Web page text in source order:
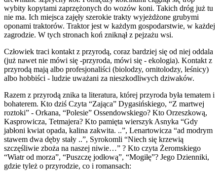
wybity kopytami zaprzężonych do wozów koni. Takich dróg już tu
nie ma. Ich miejsca zajęły szerokie trakty wyjeżdżone grubymi
oponami traktorów. Traktor jest w każdym gospodarstwie, w każdej
zagrodzie. W tych stronach koń zniknął z pejzażu wsi.
Człowiek traci kontakt z przyrodą, coraz bardziej się od niej oddala
(już nawet nie mówi się -przyroda, mówi się - ekologia). Kontakt z
przyrodą mają albo profesjonaliści (biolodzy, ornitolodzy, leśnicy)
albo hobbiści - ludzie uważani za nieszkodliwych dziwaków.
Razem z przyrodą znika ta literatura, której przyroda była tematem i
bohaterem. Kto dziś Czyta “Zająca” Dygasińskiego, “Z martwej
roztoki” - Orkana, “Polesie” Ossendowskiego? Kto Orzeszkową,
Kasprowicza, Tetmajera? Kto pamięta wierszyk Asnyka “Gdy
jabłoni kwiat opada, kalina zakwita. ..”, Lenartowicza “ad modrym
stawem dwa dęby stały ..”, Syrokomli “Niech się krzewią
szczęśliwie zboża na naszej niwie…” ? Kto czyta Żeromskiego
“Wiatr od morza”, “Puszczę jodłową”, “Mogiłę”? Jego Dzienniki,
gdzie tyleż o przyrodzie, co i romansach: